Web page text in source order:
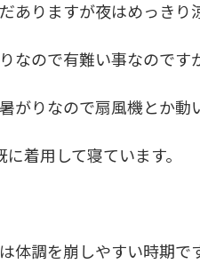
ありますが夜はめっきり
なので有難い事なのです
がりなので扇風機とか動
着用して寝ています。
体調を崩しやすい時期で